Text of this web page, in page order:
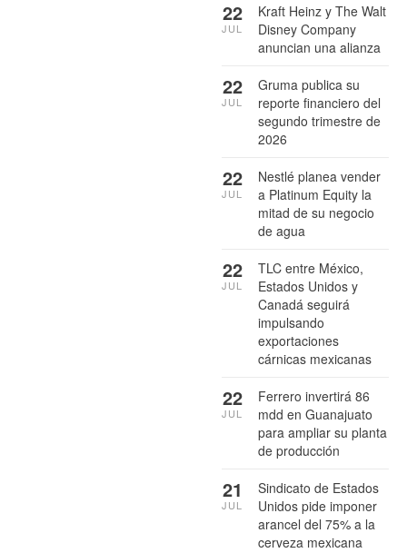
Kraft Heinz y The Walt
Disney Company
anuncian una alianza
22
JUL
Gruma publica su
reporte financiero del
segundo trimestre de
2026
22
JUL
Nestlé planea vender
a Platinum Equity la
mitad de su negocio
de agua
22
JUL
TLC entre México,
Estados Unidos y
Canadá seguirá
impulsando
exportaciones
cárnicas mexicanas
22
JUL
Ferrero invertirá 86
mdd en Guanajuato
para ampliar su planta
de producción
22
JUL
Sindicato de Estados
Unidos pide imponer
arancel del 75% a la
cerveza mexicana
21
JUL